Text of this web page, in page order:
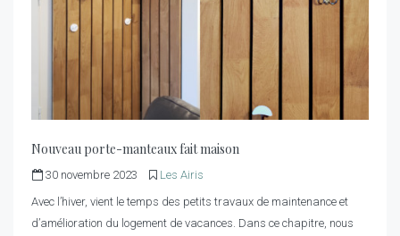
Nouveau porte-manteaux fait maison
30 novembre 2023
Les Airis
Avec l’hiver, vient le temps des petits travaux de maintenance et
d’amélioration du logement de vacances. Dans ce chapitre, nous